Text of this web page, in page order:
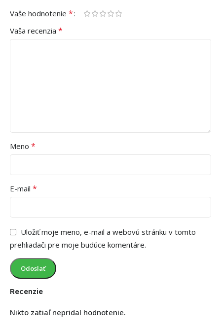
Recenzie
Nikto zatiaľ nepridal hodnotenie.
Vaše hodnotenie *
Vaša recenzia *
Meno *
E-mail *
Uložiť moje meno, e-mail a webovú stránku v tomto
prehliadači pre moje budúce komentáre.